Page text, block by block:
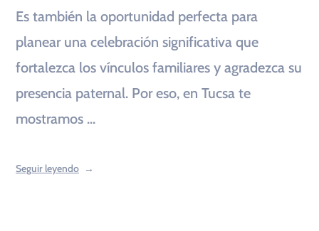
Es también la oportunidad perfecta para
planear una celebración significativa que
fortalezca los vínculos familiares y agradezca su
presencia paternal. Por eso, en Tucsa te
mostramos …
Seguir leyendo